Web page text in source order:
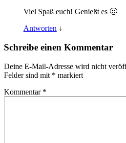
Viel Spaß euch! Genießt es 🙂
Antworten ↓
Schreibe einen Kommentar
Deine E-Mail-Adresse wird nicht
Felder sind mit * markiert
Kommentar *